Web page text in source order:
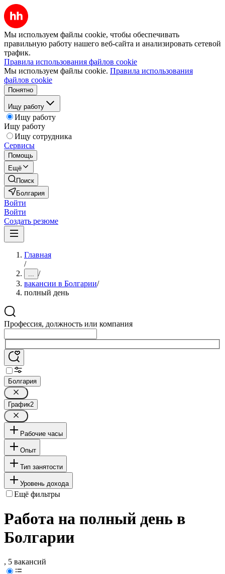
Мы используем файлы cookie, чтобы обеспечивать
правильную работу нашего веб-сайта и анализировать сетевой
трафик.
Правила использования файлов cookie
Мы используем файлы cookie. Правила использования
файлов cookie
Понятно
Ищу работу
Ищу работу
Ищу работу
Ищу сотрудника
Сервисы
Помощь
Ещё
Поиск
Болгария
Войти
Войти
Создать резюме
Главная
/
... /
вакансии в Болгарии/
полный день
Профессия, должность или компания
Болгария
График2
Рабочие часы
Опыт
Тип занятости
Уровень дохода
Ещё фильтры
Работа на полный день в
Болгарии
, 5 вакансий